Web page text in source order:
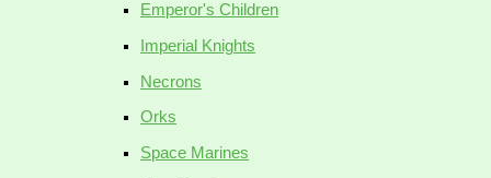
Emperor's Children
Imperial Knights
Necrons
Orks
Space Marines